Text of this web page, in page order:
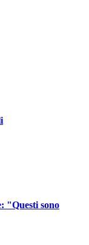
"Questi sono